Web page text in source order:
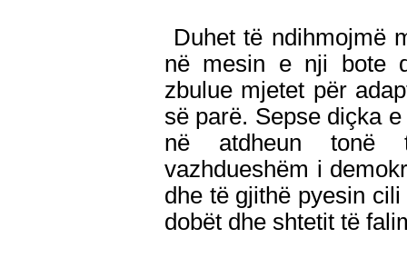
Duhet të ndihmojmë
në mesin e nji bote
zbulue mjetet për
së parë. Sepse diçka
në atdheun tonë
vazhdueshëm i
dhe të gjithë pyesin
dobët dhe shtetit të